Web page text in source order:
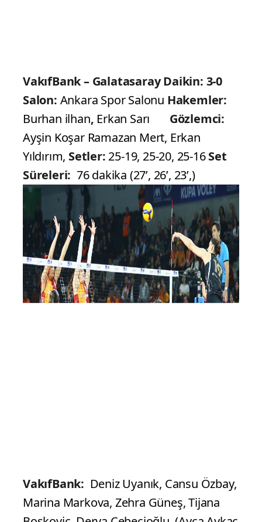
VakıfBank – Galatasaray Daikin: 3-0
Salon: Ankara Spor Salonu Hakemler:
Burhan ilhan, Erkan Sarı
Gözlemci:
Ayşin Koşar Ramazan Mert, Erkan
Yıldırım, Setler: 25-19, 25-20, 25-16Set
Süreleri: 76 dakika (27’, 26’, 23’,)
VakıfBank: Deniz Uyanık, Cansu Özbay,
Marina Markova, Zehra Güneş, Tijana